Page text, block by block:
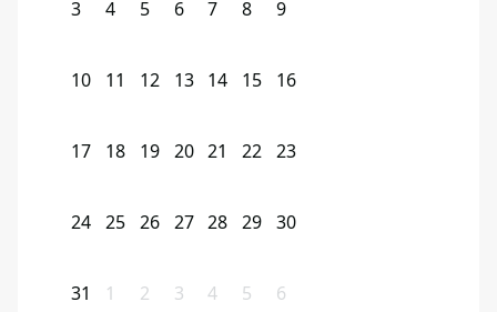
3 4 5 6 7 8 9
10 11 12 13 14 15 16
17 18 19 20 21 22 23
24 25 26 27 28 29 30
31 1 2 3 4 5 6